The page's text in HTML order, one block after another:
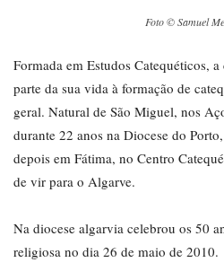
Foto © Samuel
Formada em Estudos Catequéticos,
parte da sua vida à formação de
geral. Natural de São Miguel, nos
durante 22 anos na Diocese do
depois em Fátima, no Centro
de vir para o Algarve.
Na diocese algarvia celebrou os 50
religiosa no dia 26 de maio de 2010.